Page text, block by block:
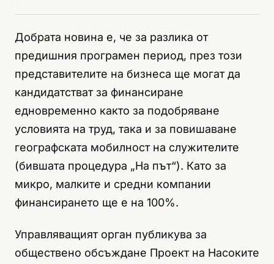
Добрата новина е, че за разлика от
предишния програмен период, през този
представителите на бизнеса ще могат да
кандидатстват за финансиране
едновременно както за подобряване
условията на труд, така и за повишаване
географската мобилност на служителите
(бившата процедура „На път“). Като за
микро, малките и средни компании
финансирането ще е на 100%.
Управляващият орган публикува за
обществено обсъждане Проект на Насоките